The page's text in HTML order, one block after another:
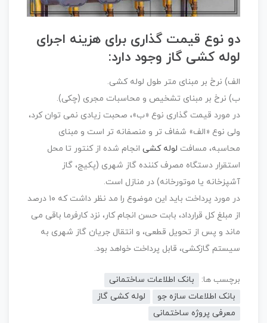
دو نوع قیمت گذاری برای هزینه اجرای
لوله کشی گاز وجود دارد:
الف) نرخ بر مبنای متر طول لوله کشی.
ب) نرخ بر مبنای تشخیص و محاسبات مجری (چکی).
در مورد قیمت گذاری نوع «ب»، صحبت زیادی نمی توان کرد،
ولی نوع «الف» شفاف تر و منصفانه تر است و مبنای
محاسبه، مسافت لوله کشی انجام شده از کنتور تا محل
استقرار دستگاه مصرف کننده گاز شهری (پکیج، گاز
آشپزخانه یا موتورخانه) در منازل است.
در مورد پرداخت باید این موضوع را مد نظر داشت که ۱۰ درصد
از مبلغ کل قرارداد، بابت حسن انجام کار، نزد کارفرما باقی می
ماند و پس از تحویل قطعی، و انتقال جریان گاز شهری به
سیستم گازکشی، قابل پرداخت خواهد بود.
برچسب ها:
بانک اطلاعات ساختمانی
بانک اطلاعات سازه جو
لوله کشی گاز
معرفی پروژه ساختمانی